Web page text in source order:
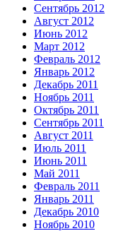
Сентябрь 2012
Август 2012
Июнь 2012
Март 2012
Февраль 2012
Январь 2012
Декабрь 2011
Ноябрь 2011
Октябрь 2011
Сентябрь 2011
Август 2011
Июль 2011
Июнь 2011
Май 2011
Февраль 2011
Январь 2011
Декабрь 2010
Ноябрь 2010